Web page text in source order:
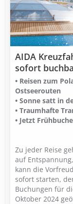
AIDA
sofort
• Reisen zum
Ostseerouten
• Sonne satt in
• Traumhafte
• Jetzt
Zu jeder Reise
auf
kann die
sofort starten,
Buchungen für
Oktober 2024